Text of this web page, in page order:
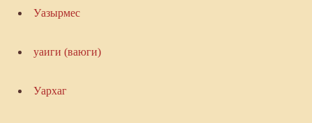
Уазырмес
уаиги (ваюги)
Уархаг